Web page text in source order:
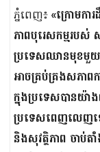
ភ្នំពេញ៖ «ក្រោមកា
ភាពបុរេសកម្មរបស់ ស
ប្រទេសឈានមុខមួយ
អាចគ្រប់គ្រងសភាព
ក្នុងប្រទេសបានយ៉ាង
ប្រទេសពេញលេញ
និងសុវត្ថិភាព ចាប់ត